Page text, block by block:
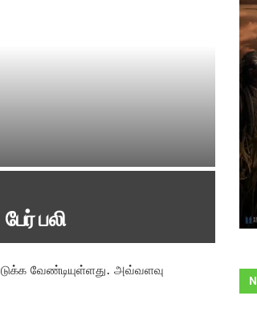
பலி
வேண்டியுள்ளது. அவ்வளவு